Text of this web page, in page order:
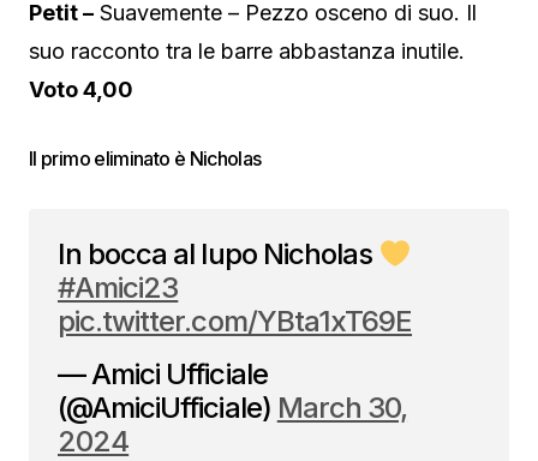
Petit – Suavemente – Pezzo osceno di suo. Il
suo racconto tra le barre abbastanza inutile.
Voto 4,00
Il primo eliminato è Nicholas
In bocca al lupo Nicholas
#Amici23
pic.twitter.com/YBta1xT69E
— Amici Ufficiale
(@AmiciUfficiale) March 30,
2024